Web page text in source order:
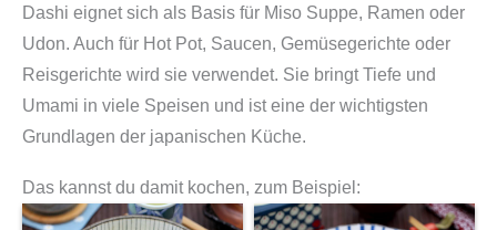
Dashi eignet sich als Basis für Miso Suppe, Ramen oder
Udon. Auch für Hot Pot, Saucen, Gemüsegerichte oder
Reisgerichte wird sie verwendet. Sie bringt Tiefe und
Umami in viele Speisen und ist eine der wichtigsten
Grundlagen der japanischen Küche.
Das kannst du damit kochen, zum Beispiel: